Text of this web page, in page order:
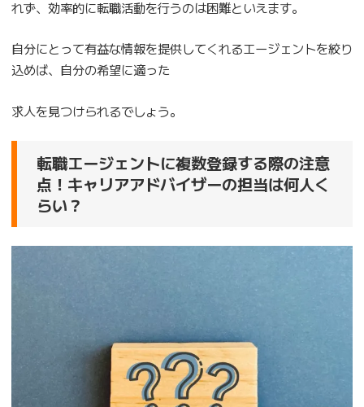
れず、効率的に転職活動を行うのは困難といえます。
自分にとって有益な情報を提供してくれるエージェントを絞り
込めば、自分の希望に適った
求人を見つけられるでしょう。
転職エージェントに複数登録する際の注意
点！キャリアアドバイザーの担当は何人く
らい？